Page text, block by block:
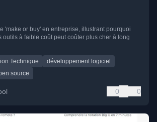
'make or buy' en entreprise, illustrant pourquoi
outils à faible coût peut coûter plus cher à long
Technique
développement logiciel
source
0 0